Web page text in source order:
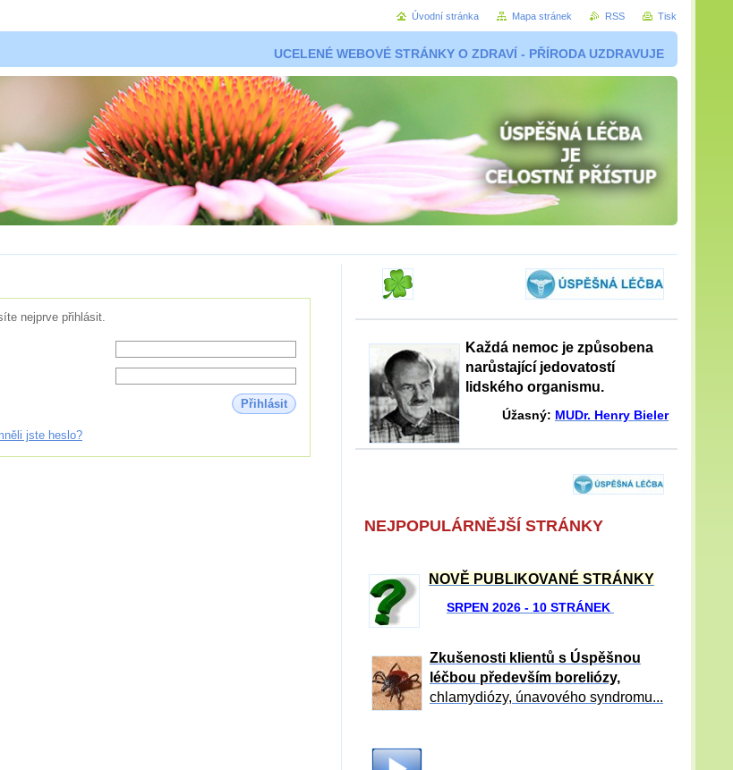
UCELENÉ WEBOVÉ STRÁNKY O ZDRAVÍ - PŘÍRODA UZDRAVUJE
nejprve přihlásit.
Přihlásit
jste heslo?
Každá nemoc je způsobena
narůstající jedovatostí
lidského organismu.
Úžasný: MUDr. Henry Bieler
NEJPOPULÁRNĚJŠÍ STRÁNKY
NOVĚ PUBLIKOVANÉ STRÁNKY
SRPEN 2026 - 10 STRÁNEK
Zkušenosti klientů s Úspěšnou
léčbou především boreliózy,
chlamydiózy, únavového syndromu...
Úvodní stránka Mapa stránek RSS Tisk